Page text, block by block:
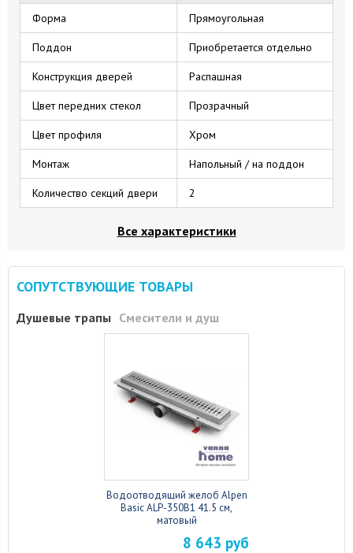
Форма Прямоугольная
Поддон Приобретается отдельно
Конструкция дверей Распашная
Цвет передних стекол Прозрачный
Цвет профиля Хром
Монтаж Напольный / на поддон
Количество секций двери 2
Все характеристики
СОПУТСТВУЮЩИЕ ТОВАРЫ
Душевые трапы Смесители и душ
Водоотводящий желоб Alpen
Basic ALP-350B1 41.5 см,
матовый
8 643 руб